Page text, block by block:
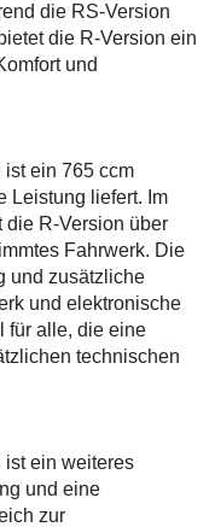
die RS-Version
die R-Version ein
und
ist ein 765 ccm
Leistung liefert. Im
die R-Version über
Fahrwerk. Die
und zusätzliche
und elektronische
für alle, die eine
technischen
ist ein weiteres
und eine
zur